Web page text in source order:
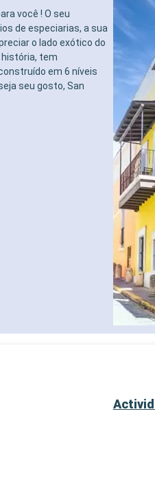
você ! O seu
de especiarias, a sua
o lado exótico do
história, tem
em 6 níveis
seu gosto, San